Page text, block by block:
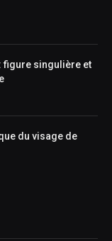
figure singulière et
du visage de